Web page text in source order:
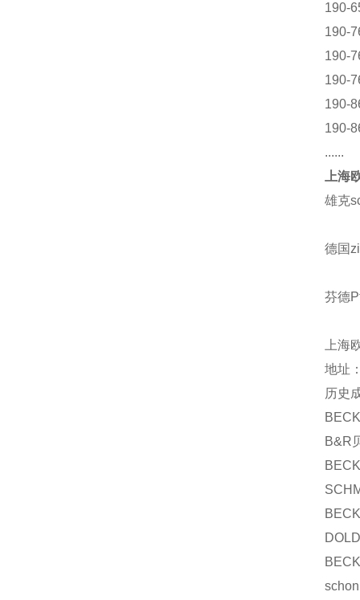
190-
190-
190-
190-
190-
190-
......
上
雄克
德国
芬德
上海
地址
历史
B&R